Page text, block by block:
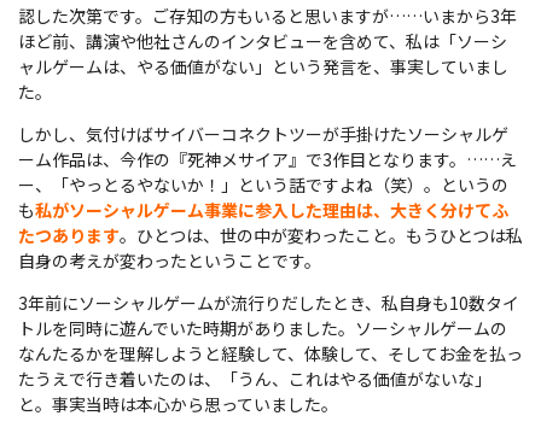
認した次第です。ご存知の方もいると思いますが……いまから3年
ほど前、講演や他社さんのインタビューを含めて、私は「ソーシ
ャルゲームは、やる価値がない」という発言を、事実していまし
た。
しかし、気付けばサイバーコネクトツーが手掛けたソーシャルゲ
ーム作品は、今作の『死神メサイア』で3作目となります。……え
ー、「やっとるやないか！」という話ですよね（笑）。というの
も私がソーシャルゲーム事業に参入した理由は、大きく分けてふ
たつあります。ひとつは、世の中が変わったこと。もうひとつは私
自身の考えが変わったということです。
3年前にソーシャルゲームが流行りだしたとき、私自身も10数タイ
トルを同時に遊んでいた時期がありました。ソーシャルゲームの
なんたるかを理解しようと経験して、体験して、そしてお金を払っ
たうえで行き着いたのは、「うん、これはやる価値がないな」
と。事実当時は本心から思っていました。